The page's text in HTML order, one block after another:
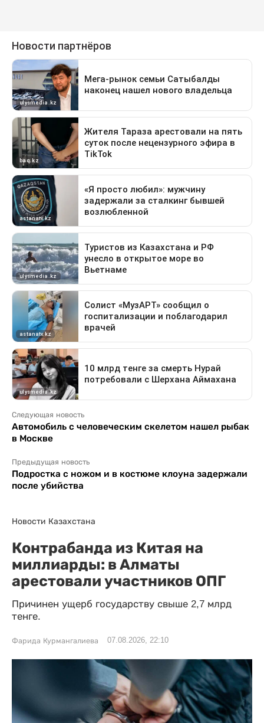
Следующая новость
Автомобиль с человеческим скелетом нашел рыбак
в Москве
Предыдущая новость
Подростка с ножом и в костюме клоуна задержали
после убийства
Новости Казахстана
Контрабанда из Китая на
миллиарды: в Алматы
арестовали участников ОПГ
Причинен ущерб государству свыше 2,7 млрд
тенге.
Фарида Курмангалиева 07.08.2026, 22:10